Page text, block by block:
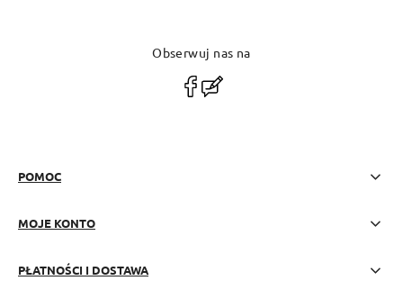
Obserwuj nas na
POMOC
MOJE KONTO
PŁATNOŚCI I DOSTAWA